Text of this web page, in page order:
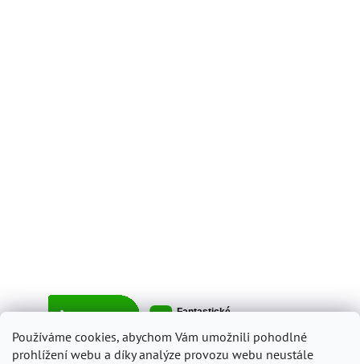
Používáme cookies, abychom Vám umožnili pohodlné
prohlížení webu a díky analýze provozu webu neustále